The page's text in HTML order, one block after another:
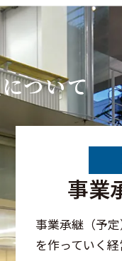
ついて
事業
事業承継（予
を作っていく